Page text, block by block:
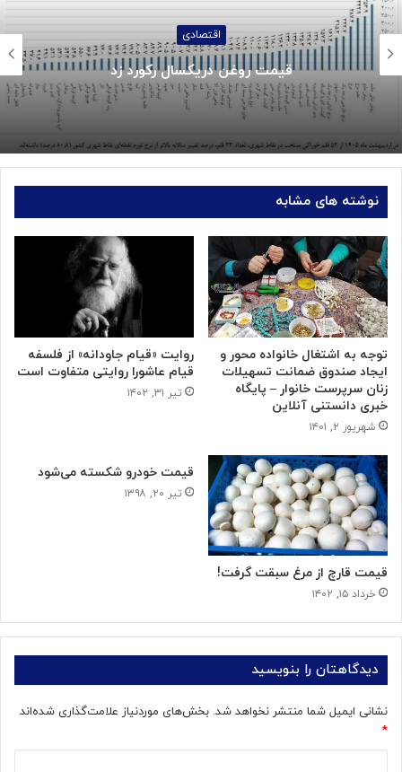
اجتماعی
جزئیات واریز کالابرگ خردادماه:
نوشته های مشابه
توجه به اشتغال خانواده‌ محور و
ایجاد صندوق ضمانت تسهیلات
زنان سرپرست خانوار – پایگاه
خبری دانستنی آنلاین
شهریور ۲, ۱۴۰۱
روایت «قیام جاودانه» از فلسفه
قیام عاشورا روایتی متفاوت است
تیر ۳۱, ۱۴۰۲
قیمت قارچ از مرغ سبقت گرفت!
خرداد ۱۵, ۱۴۰۲
قیمت خودرو شکسته می‌شود
تیر ۲۰, ۱۳۹۸
دیدگاهتان را بنویسید
نشانی ایمیل شما منتشر نخواهد شد. بخش‌های موردنیاز علامت‌گذاری شده‌اند
*